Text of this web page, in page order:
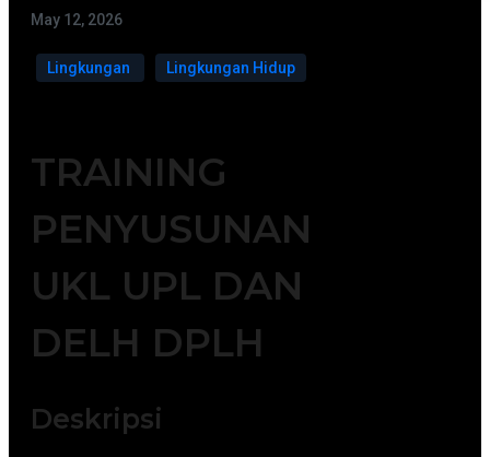
May 12, 2026
Lingkungan Lingkungan Hidup
TRAINING
PENYUSUNAN
UKL UPL DAN
DELH DPLH
Deskripsi